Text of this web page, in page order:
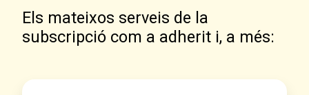
Els mateixos serveis de la
subscripció com a adherit i, a més: